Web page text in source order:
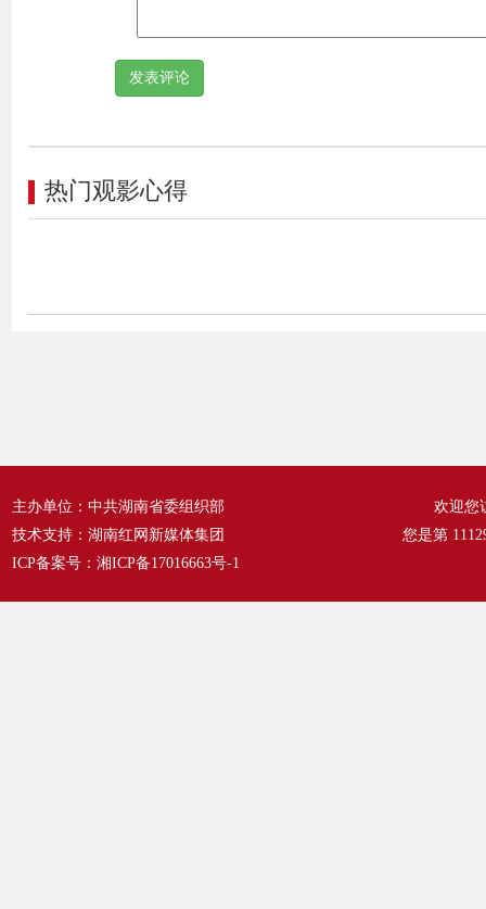
热门观影心得
主办单位：中共湖南省委组织部
技术支持：湖南红网新媒体集团
ICP备案号： 湘ICP备17016663号-1
欢迎您
您是第